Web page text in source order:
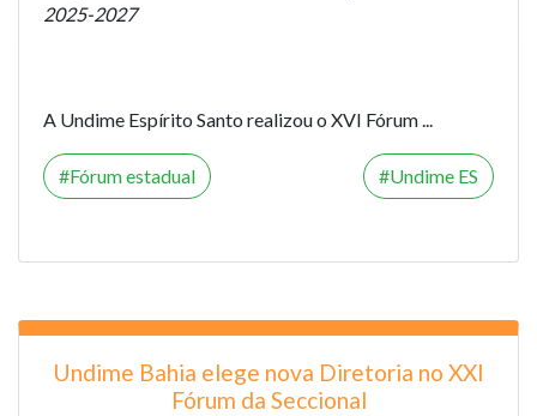
2025-2027
A Undime Espírito Santo realizou o XVI Fórum ...
Fórum estadual Undime ES
Undime Bahia elege nova Diretoria no XXI
Fórum da Seccional